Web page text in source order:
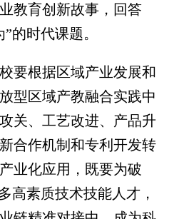
教育创新故事，回答
的时代课题。
根据区域产业发展和
型区域产教融合实践中
关、工艺改进、产品升
合作机制和专利开发转
业化应用，既要为破
高素质技术技能人才，